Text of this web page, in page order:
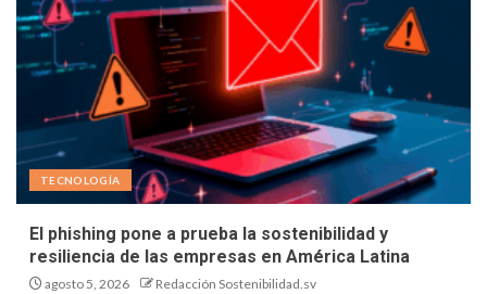
TECNOLOGÍA
El phishing pone a prueba la sostenibilidad y
resiliencia de las empresas en América Latina
agosto 5, 2026 Redacción Sostenibilidad.sv